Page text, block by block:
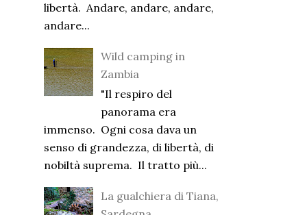
libertà. Andare, andare, andare,
andare...
Wild camping in
Zambia
"Il respiro del
panorama era
immenso. Ogni cosa dava un
senso di grandezza, di libertà, di
nobiltà suprema. Il tratto più...
La gualchiera di Tiana,